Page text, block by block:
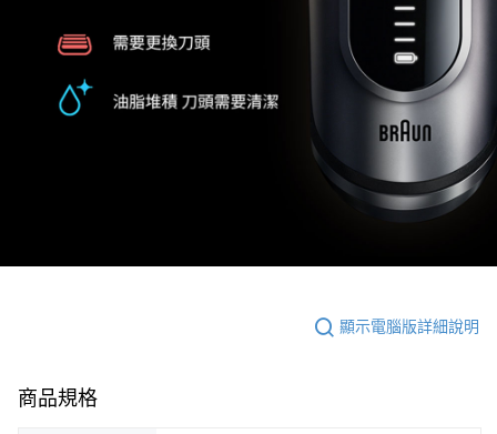
顯示電腦版詳細說明
商品規格